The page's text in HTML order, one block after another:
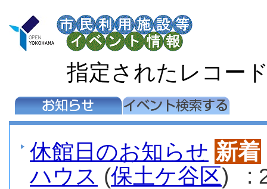
指定されたレコー
休館日のお知らせ 新着
ハウス (保土ケ谷区) :